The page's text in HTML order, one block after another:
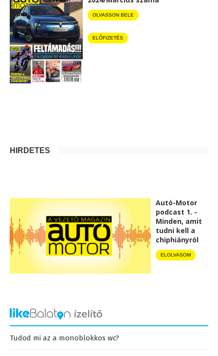
OLVASSON BELE
ELŐFIZETÉS
HIRDETÉS
Autó-Motor
podcast 1. -
Minden, amit
tudni kell a
chiphiányról
ELOLVASOM
Tudod mi az a monoblokkos wc?